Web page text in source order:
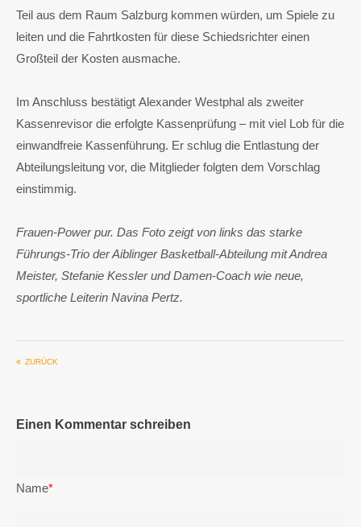
Teil aus dem Raum Salzburg kommen würden, um Spiele zu
leiten und die Fahrtkosten für diese Schiedsrichter einen
Großteil der Kosten ausmache.
Im Anschluss bestätigt Alexander Westphal als zweiter
Kassenrevisor die erfolgte Kassenprüfung – mit viel Lob für die
einwandfreie Kassenführung. Er schlug die Entlastung der
Abteilungsleitung vor, die Mitglieder folgten dem Vorschlag
einstimmig.
Frauen-Power pur. Das Foto zeigt von links das starke
Führungs-Trio der Aiblinger Basketball-Abteilung mit Andrea
Meister, Stefanie Kessler und Damen-Coach wie neue,
sportliche Leiterin Navina Pertz.
ZURÜCK
Einen Kommentar schreiben
Name*